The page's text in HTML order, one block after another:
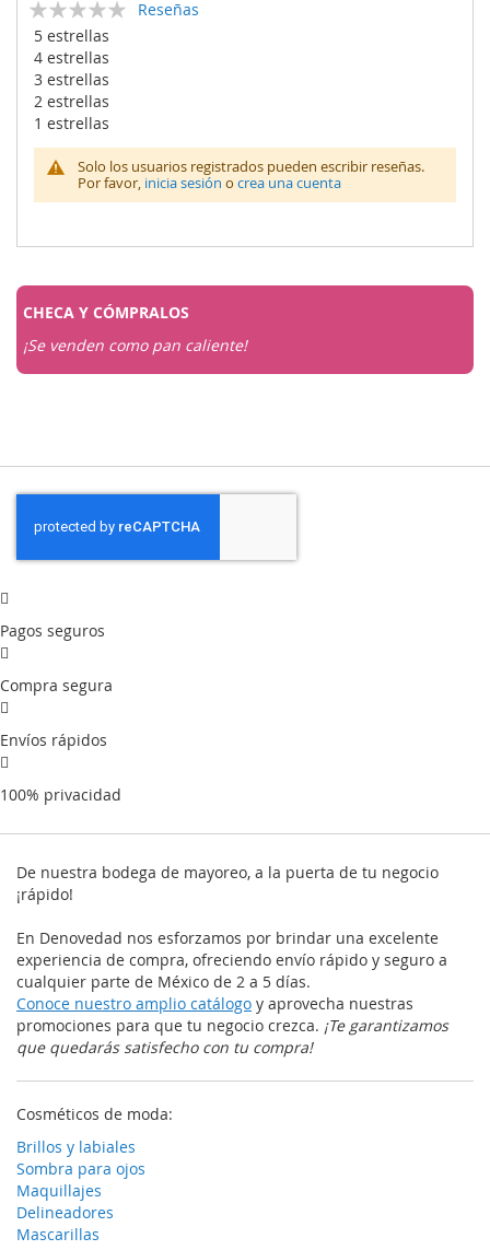
% of100
Reseñas
5 estrellas
4 estrellas
3 estrellas
2 estrellas
1 estrellas
Solo los usuarios registrados pueden escribir reseñas.
Por favor, inicia sesión o crea una cuenta
CHECA Y CÓMPRALOS
¡Se venden como pan caliente!
Pagos seguros
Compra segura
Envíos rápidos
100% privacidad
De nuestra bodega de mayoreo, a la puerta de tu negocio
¡rápido!
En Denovedad nos esforzamos por brindar una excelente
experiencia de compra, ofreciendo envío rápido y seguro a
cualquier parte de México de 2 a 5 días.
Conoce nuestro amplio catálogo y aprovecha nuestras
promociones para que tu negocio crezca. ¡Te garantizamos
que quedarás satisfecho con tu compra!
Cosméticos de moda:
Brillos y labiales
Sombra para ojos
Maquillajes
Delineadores
Mascarillas